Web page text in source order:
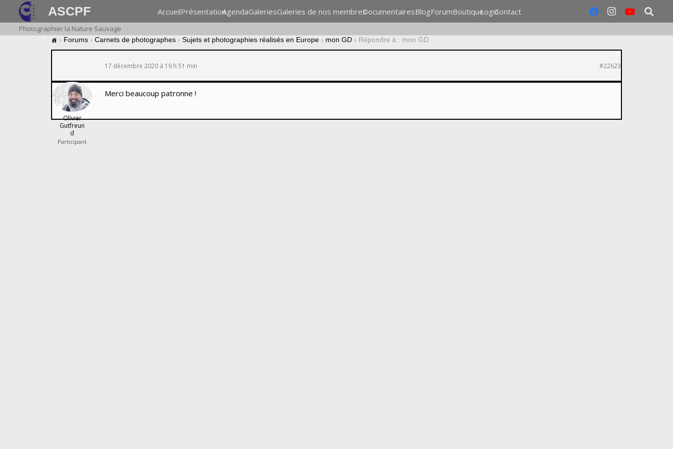
ASCPF AccueilPrésentationAgendaGaleriesGaleries de nos membresDocumentairesBlogForumBoutiqueLoginContact
Photographier la Nature Sauvage
› Forums › Carnets de photographes › Sujets et photographies réalisés en Europe › mon GD › Répondre à : mon GD
17 décembre 2020 à 19 h 51 min #22623
Olivier
Gutfreun
d
Participant
Merci beaucoup patronne !